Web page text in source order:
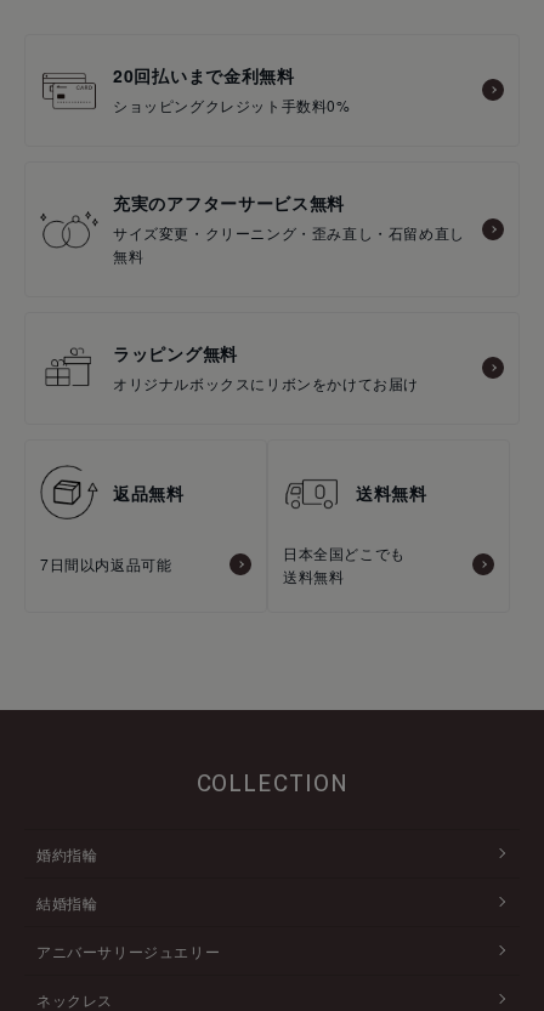
20回払いまで金利無料
ショッピングクレジット手数料0%
充実のアフターサービス無料
サイズ変更・クリーニング・歪み直し・石留め直し
無料
ラッピング無料
オリジナルボックスにリボンをかけてお届け
返品無料
7日間以内返品可能
送料無料
日本全国どこでも
送料無料
COLLECTION
婚約指輪
結婚指輪
アニバーサリージュエリー
ネックレス